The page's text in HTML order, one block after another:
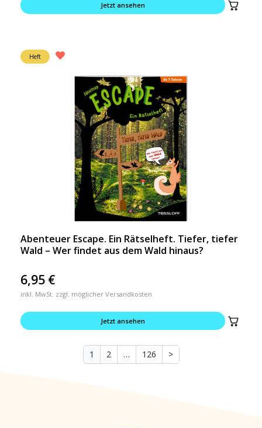
Jetzt ansehen
Heft
Abenteuer Escape. Ein Rätselheft. Tiefer, tiefer
Wald – Wer findet aus dem Wald hinaus?
6,95 €
inkl. MwSt. zzgl. möglicher Versandkosten
Jetzt ansehen
1 2 … 126 >